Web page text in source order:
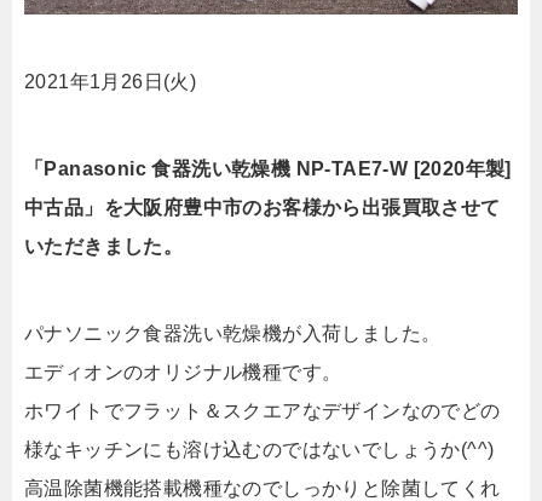
2021年1月26日(火)
「Panasonic 食器洗い乾燥機 NP-TAE7-W [2020年製]
中古品」を大阪府豊中市のお客様から出張買取させて
いただきました。
パナソニック食器洗い乾燥機が入荷しました。
エディオンのオリジナル機種です。
ホワイトでフラット＆スクエアなデザインなのでどの
様なキッチンにも溶け込むのではないでしょうか(^^)
高温除菌機能搭載機種なのでしっかりと除菌してくれ